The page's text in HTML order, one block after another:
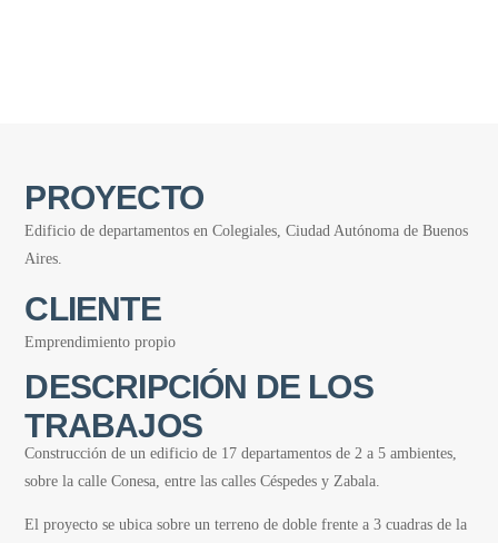
PROYECTO
Edificio de departamentos en Colegiales, Ciudad Autónoma de Buenos
Aires.
CLIENTE
Emprendimiento propio
DESCRIPCIÓN DE LOS
TRABAJOS
Construcción de un edificio de 17 departamentos de 2 a 5 ambientes,
sobre la calle Conesa, entre las calles Céspedes y Zabala.
El proyecto se ubica sobre un terreno de doble frente a 3 cuadras de la